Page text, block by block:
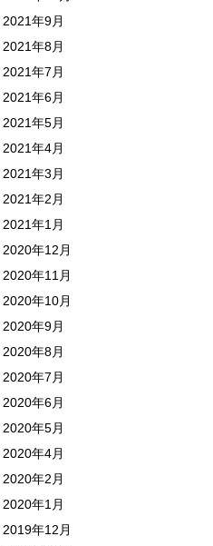
2021年9月
2021年8月
2021年7月
2021年6月
2021年5月
2021年4月
2021年3月
2021年2月
2021年1月
2020年12月
2020年11月
2020年10月
2020年9月
2020年8月
2020年7月
2020年6月
2020年5月
2020年4月
2020年2月
2020年1月
2019年12月